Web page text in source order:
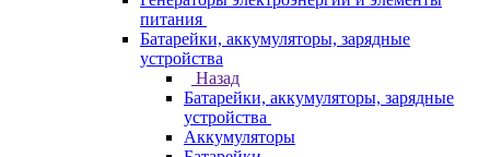
питания
Батарейки, аккумуляторы, зарядные
устройства
Назад
Батарейки, аккумуляторы, зарядные
устройства
Аккумуляторы